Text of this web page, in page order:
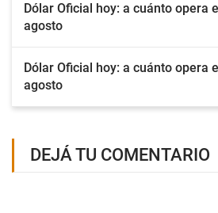
Dólar Oficial hoy: a cuánto opera
agosto
Dólar Oficial hoy: a cuánto opera
agosto
DEJÁ TU COMENTARIO